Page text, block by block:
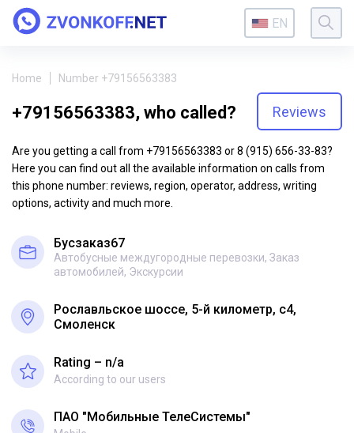
EN
Home Number +79156563383
+79156563383, who called? Reviews
Are you getting a call from +79156563383 or 8 (915) 656-33-83?
Here you can find out all the available information on calls from
this phone number: reviews, region, operator, address, writing
options, activity and much more.
Бусзаказ67
Автобусные междугородные перевозки, Заказ
автомобилей, Экскурсии
Рославльское шоссе, 5-й километр, с4,
Смоленск
Rating – n/a
According to our users
ПАО "Мобильные ТелеСистемы"